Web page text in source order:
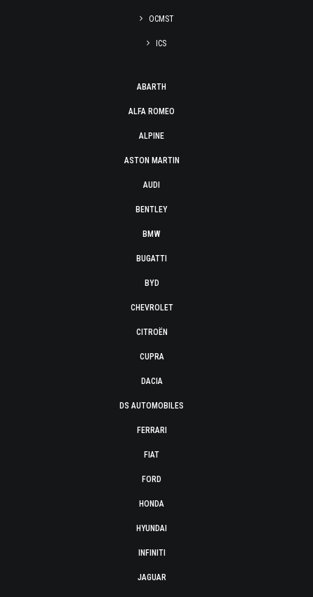
OCMST
ICS
ABARTH
ALFA ROMEO
ALPINE
ASTON MARTIN
AUDI
BENTLEY
BMW
BUGATTI
BYD
CHEVROLET
CITROËN
CUPRA
DACIA
DS AUTOMOBILES
FERRARI
FIAT
FORD
HONDA
HYUNDAI
INFINITI
JAGUAR